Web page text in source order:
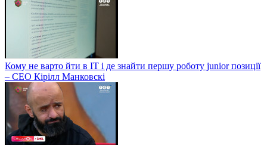
Кому не варто йти в IT і де знайти першу роботу junior позиції
– СЕО Кірілл Манковскі